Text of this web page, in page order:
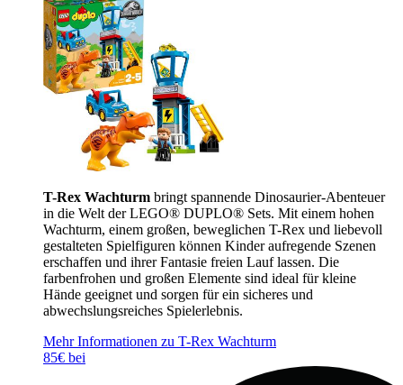
T-Rex Wachturm bringt spannende Dinosaurier-Abenteuer
in die Welt der LEGO® DUPLO® Sets. Mit einem hohen
Wachturm, einem großen, beweglichen T-Rex und liebevoll
gestalteten Spielfiguren können Kinder aufregende Szenen
erschaffen und ihrer Fantasie freien Lauf lassen. Die
farbenfrohen und großen Elemente sind ideal für kleine
Hände geeignet und sorgen für ein sicheres und
abwechslungsreiches Spielerlebnis.
Mehr Informationen zu T-Rex Wachturm
85€ bei